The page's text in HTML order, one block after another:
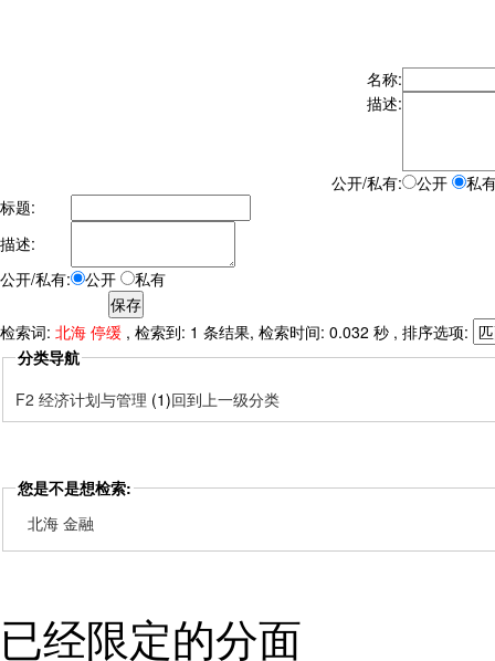
名称:
描述:
公开/私有: 公开
私
标题:
描述:
公开/私有:
公开 私有
检索词: 北海 停缓 , 检索到: 1 条结果, 检索时间: 0.032 秒 , 排序选项:
分类导航
F2 经济计划与管理 (1)回到上一级分类
您是不是想检索:
北海 金融
已经限定的分面